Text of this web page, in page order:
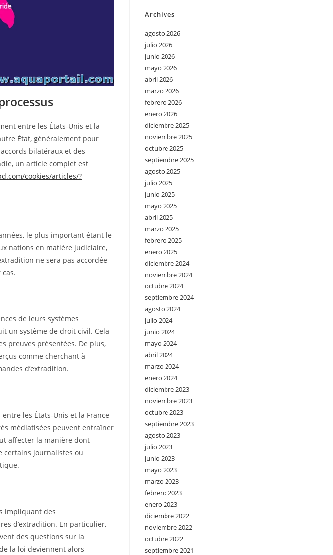
entre les États-Unis et la
État, généralement pour
bilatéraux et des
un article complet est
cookies/articles/?
le plus important étant le
nations en matière judiciaire,
ne sera pas accordée
de leurs systèmes
un système de droit civil. Cela
preuves présentées. De plus,
comme cherchant à
d’extradition.
les États-Unis et la France
médiatisées peuvent entraîner
affecter la manière dont
certains journalistes ou
impliquant des
d’extradition. En particulier,
des questions sur la
la loi deviennent alors
Archives
agosto 2026
julio 2026
junio 2026
mayo 2026
abril 2026
marzo 2026
febrero 2026
enero 2026
diciembre 2025
noviembre 2025
octubre 2025
septiembre 2025
agosto 2025
julio 2025
junio 2025
mayo 2025
abril 2025
marzo 2025
febrero 2025
enero 2025
diciembre 2024
noviembre 2024
octubre 2024
septiembre 2024
agosto 2024
julio 2024
junio 2024
mayo 2024
abril 2024
marzo 2024
enero 2024
diciembre 2023
noviembre 2023
octubre 2023
septiembre 2023
agosto 2023
julio 2023
junio 2023
mayo 2023
marzo 2023
febrero 2023
enero 2023
diciembre 2022
noviembre 2022
octubre 2022
septiembre 2021